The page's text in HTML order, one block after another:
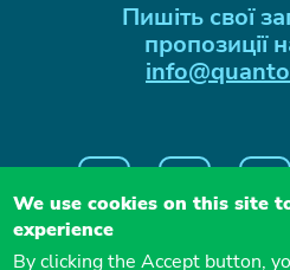
Пишіть свої
пропозиції
We use cookies on this site
experience
By clicking the Accept button,